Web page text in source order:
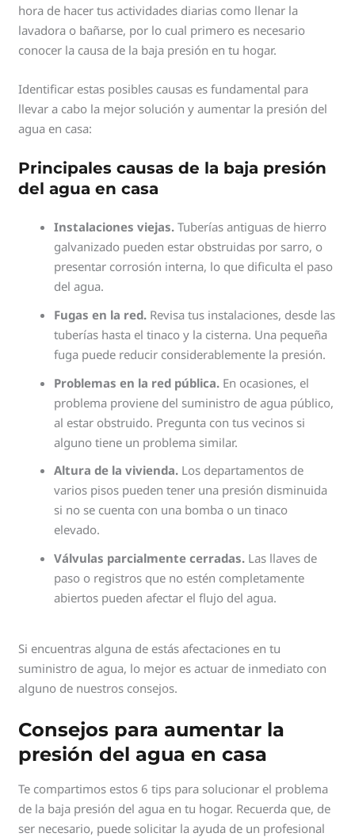
hora de hacer tus actividades diarias como llenar la
lavadora o bañarse, por lo cual primero es necesario
conocer la causa de la baja presión en tu hogar.
Identificar estas posibles causas es fundamental para
llevar a cabo la mejor solución y aumentar la presión del
agua en casa:
Principales causas de la baja presión
del agua en casa
Instalaciones viejas. Tuberías antiguas de hierro
galvanizado pueden estar obstruidas por sarro, o
presentar corrosión interna, lo que dificulta el paso
del agua.
Fugas en la red. Revisa tus instalaciones, desde las
tuberías hasta el tinaco y la cisterna. Una pequeña
fuga puede reducir considerablemente la presión.
Problemas en la red pública. En ocasiones, el
problema proviene del suministro de agua público,
al estar obstruido. Pregunta con tus vecinos si
alguno tiene un problema similar.
Altura de la vivienda. Los departamentos de
varios pisos pueden tener una presión disminuida
si no se cuenta con una bomba o un tinaco
elevado.
Válvulas parcialmente cerradas. Las llaves de
paso o registros que no estén completamente
abiertos pueden afectar el flujo del agua.
Si encuentras alguna de estás afectaciones en tu
suministro de agua, lo mejor es actuar de inmediato con
alguno de nuestros consejos.
Consejos para aumentar la
presión del agua en casa
Te compartimos estos 6 tips para solucionar el problema
de la baja presión del agua en tu hogar. Recuerda que, de
ser necesario, puede solicitar la ayuda de un profesional